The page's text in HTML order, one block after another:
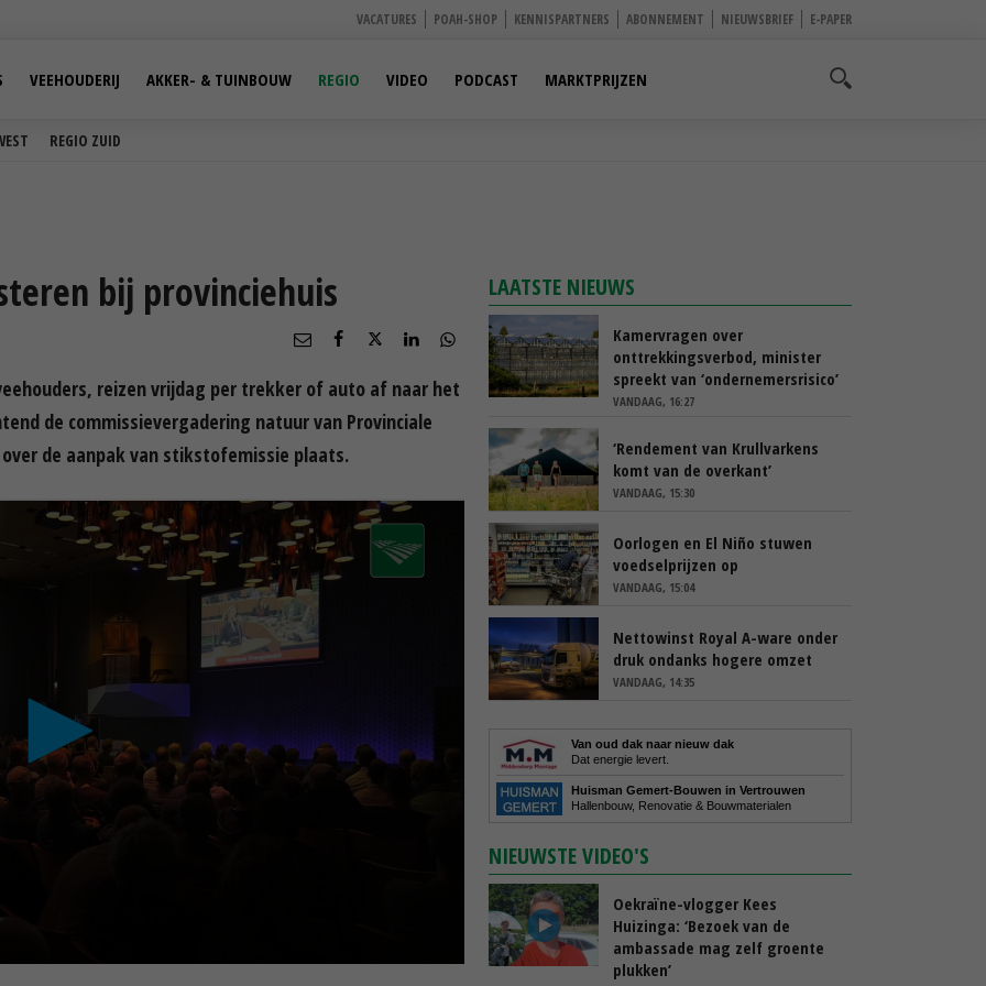
VACATURES POAH-SHOP KENNISPARTNERS ABONNEMENT NIEUWSBRIEF E-PAPER
REGIO ZUID
VEEHOUDERIJ AKKER- & TUINBOUW REGIO VIDEO PODCAST MARKTPRIJZEN
bij provinciehuis
reizen vrijdag per trekker of auto af naar het
de commissievergadering natuur van Provinciale
de aanpak van stikstofemissie plaats.
LAATSTE NIEUWS
Kamervragen over
onttrekkingsverbod, minister
spreekt van ‘ondernemersrisico’
VANDAAG, 16:27
‘Rendement van Krullvarkens
komt van de overkant’
VANDAAG, 15:30
Oorlogen en El Niño stuwen
voedselprijzen op
VANDAAG, 15:04
Nettowinst Royal A-ware onder
druk ondanks hogere omzet
VANDAAG, 14:35
Van oud dak naar nieuw dak
Dat energie levert.
Huisman Gemert-Bouwen in Vertrouwen
Hallenbouw, Renovatie & Bouwmaterialen
NIEUWSTE VIDEO'S
Oekraïne-vlogger Kees
Huizinga: ‘Bezoek van de
ambassade mag zelf groente
plukken’